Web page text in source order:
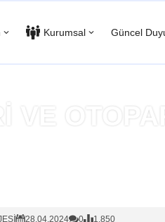
Kurumsal Güncel
VE
28.04.2024 0 1.850